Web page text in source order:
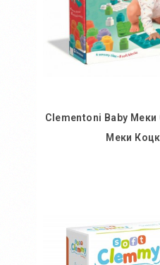
Clementoni Baby
Меки
Додај